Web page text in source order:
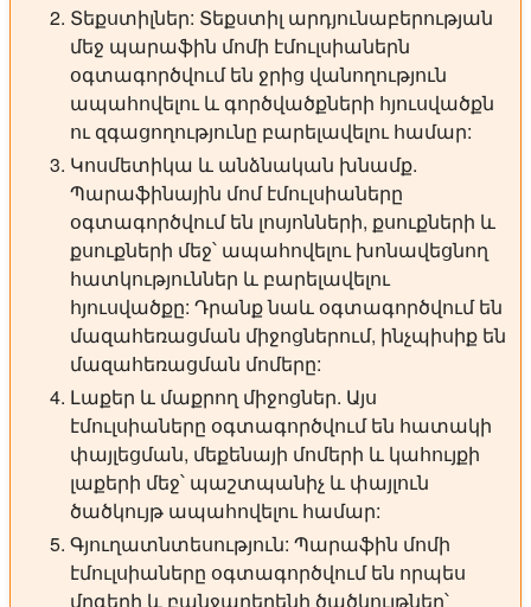
Տեքստիլներ: Տեքստիլ արդյունաբերության
մեջ պարաֆին մոմի էմուլսիաներն
օգտագործվում են ջրից վանողություն
ապահովելու և գործվածքների հյուսվածքն
ու զգացողությունը բարելավելու համար:
Կոսմետիկա և անձնական խնամք.
Պարաֆինային մոմ էմուլսիաները
օգտագործվում են լոսյոնների, քսուքների և
քսուքների մեջ՝ ապահովելու խոնավեցնող
հատկություններ և բարելավելու
հյուսվածքը: Դրանք նաև օգտագործվում են
մազահեռացման միջոցներում, ինչպիսիք են
մազահեռացման մոմերը:
Լաքեր և մաքրող միջոցներ. Այս
էմուլսիաները օգտագործվում են հատակի
փայլեցման, մեքենայի մոմերի և կահույքի
լաքերի մեջ՝ պաշտպանիչ և փայլուն
ծածկույթ ապահովելու համար:
Գյուղատնտեսություն: Պարաֆին մոմի
էմուլսիաները օգտագործվում են որպես
մրգերի և բանջարեղենի ծածկույթներ՝